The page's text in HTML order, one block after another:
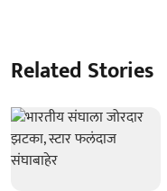
Related Stories